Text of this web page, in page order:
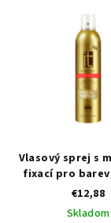
Vlasový sprej s
fixací pro
Freeze It Color
Hairspray -
€12,88
Skladom